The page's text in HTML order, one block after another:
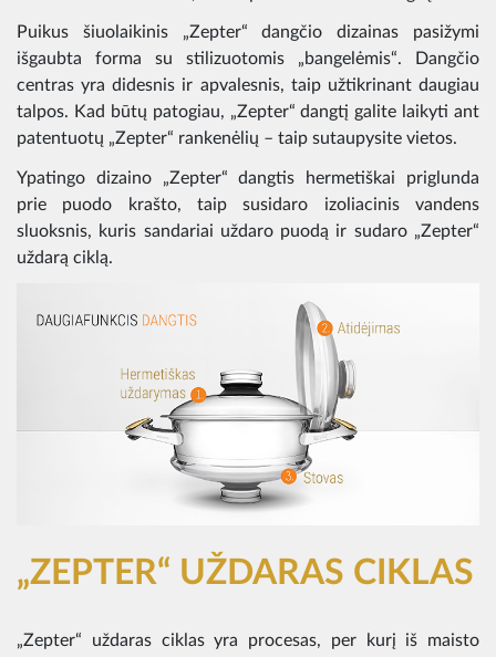
Puikus šiuolaikinis „Zepter“ dangčio dizainas pasižymi
išgaubta forma su stilizuotomis „bangelėmis“. Dangčio
centras yra didesnis ir apvalesnis, taip užtikrinant daugiau
talpos. Kad būtų patogiau, „Zepter“ dangtį galite laikyti ant
patentuotų „Zepter“ rankenėlių – taip sutaupysite vietos.
Ypatingo dizaino „Zepter“ dangtis hermetiškai priglunda
prie puodo krašto, taip susidaro izoliacinis vandens
sluoksnis, kuris sandariai uždaro puodą ir sudaro „Zepter“
uždarą ciklą.
„ZEPTER“ UŽDARAS CIKLAS
„Zepter“ uždaras ciklas yra procesas, per kurį iš maisto